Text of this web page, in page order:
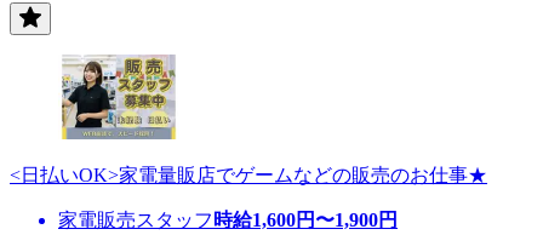
<日払いOK>家電量販店でゲームなどの販売のお仕事★
家電販売スタッフ 時給1,600円〜1,900円